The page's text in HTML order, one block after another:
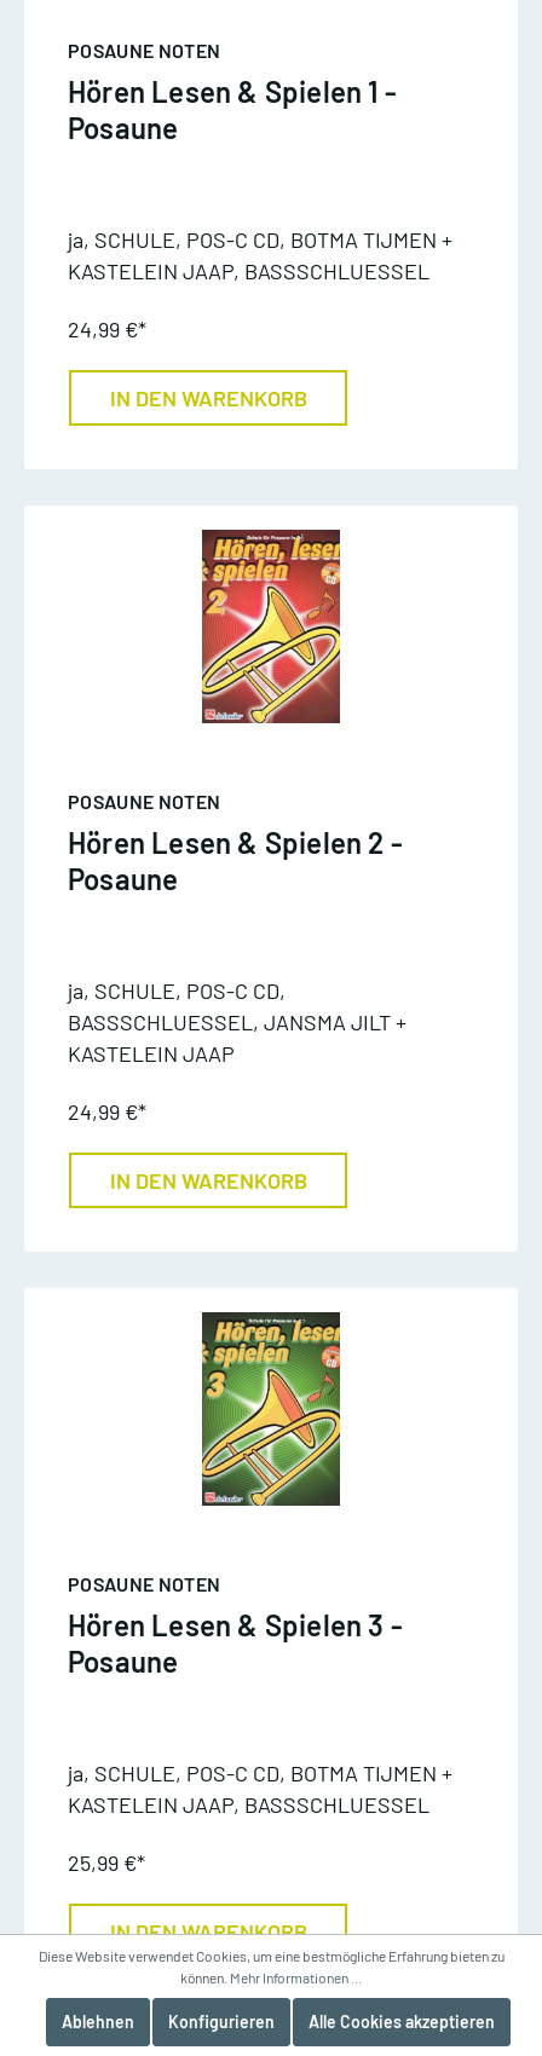
POSAUNE NOTEN
Hören Lesen & Spielen 1 -
Posaune
ja, SCHULE, POS-C CD, BOTMA TIJMEN +
KASTELEIN JAAP, BASSSCHLUESSEL
24,99 €*
IN DEN WARENKORB
POSAUNE NOTEN
Hören Lesen & Spielen 2 -
Posaune
ja, SCHULE, POS-C CD,
BASSSCHLUESSEL, JANSMA JILT +
KASTELEIN JAAP
24,99 €*
IN DEN WARENKORB
POSAUNE NOTEN
Hören Lesen & Spielen 3 -
Posaune
ja, SCHULE, POS-C CD, BOTMA TIJMEN +
KASTELEIN JAAP, BASSSCHLUESSEL
25,99 €*
IN DEN WARENKORB
Diese Website verwendet Cookies, um eine bestmögliche Erfahrung bieten zu
können. Mehr Informationen ...
Ablehnen Konfigurieren Alle Cookies akzeptieren